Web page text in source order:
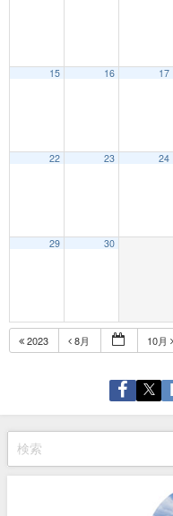
15 16 17
22 23 24
29 30
2023 8月 10月